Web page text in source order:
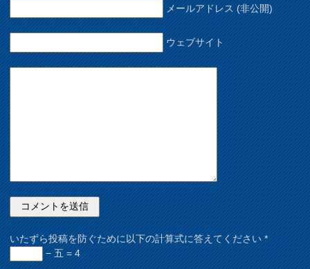
メールアドレス (非公開)
ウェブサイト
いたずら投稿を防ぐために以下の計算式に答えてください*
− 五 = 4